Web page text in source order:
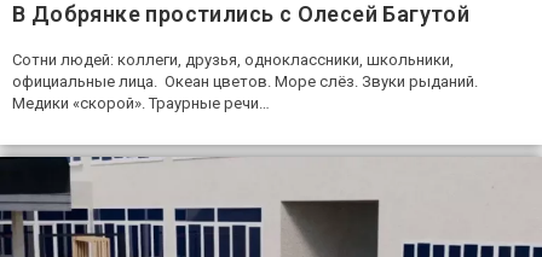
В Добрянке простились с Олесей Багутой
Сотни людей: коллеги, друзья, одноклассники, школьники,
официальные лица. Океан цветов. Море слёз. Звуки рыданий.
Медики «скорой». Траурные речи…